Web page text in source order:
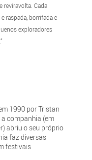
reviravolta. Cada
raspada, borrifada e
exploradores
1990 por Tristan
companhia (em
abriu o seu próprio
faz diversas
festivais